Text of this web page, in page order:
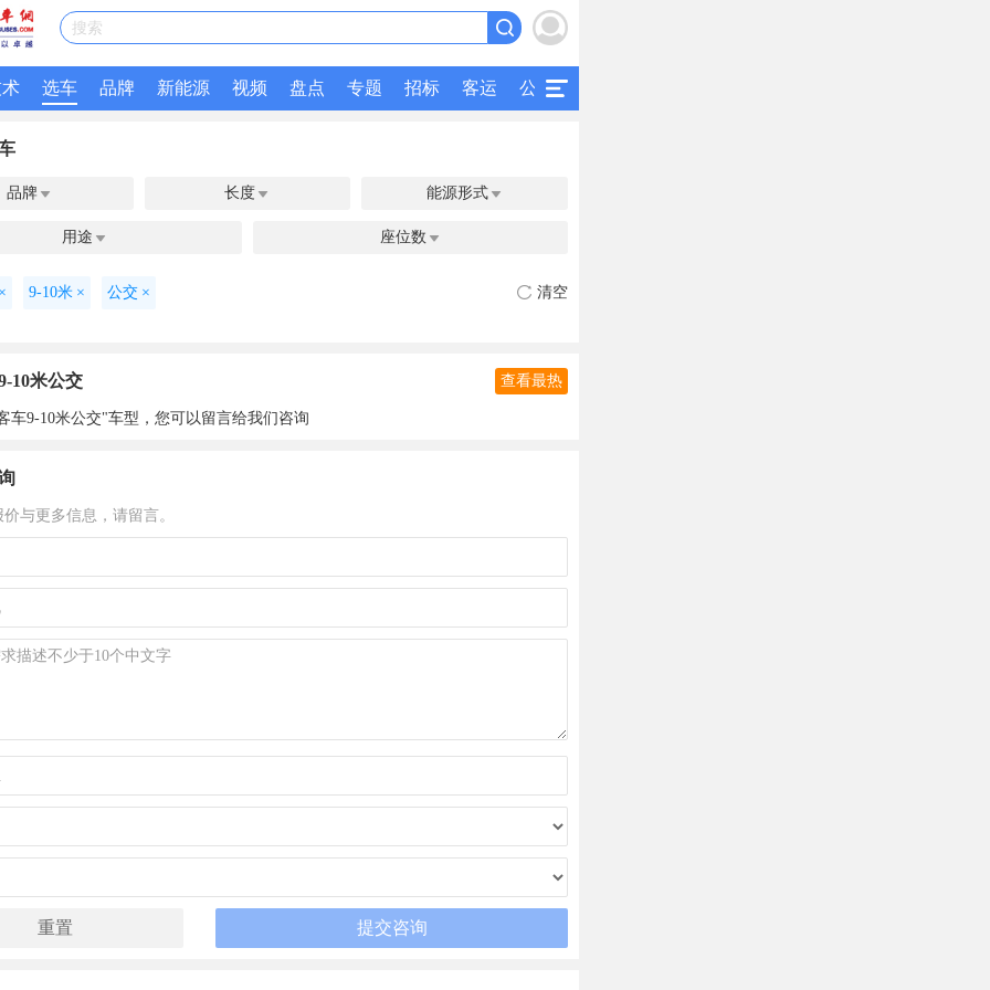
搜索
选车 品牌 新能源 视频 盘点 专题 招标 客运 公交
品牌  长度 能源形式
用途  座位数 
9-10米 × 公交 × 清空
10米公交 查看最热
车9-10米公交"车型，您可以留言给我们咨询
与更多信息，请留言。